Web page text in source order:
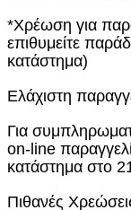
*Χρέωση για
επιθυμείτε
κατάστημα)
Ελάχιστη
Για
on-line
κατάστημα στο
Πιθανές